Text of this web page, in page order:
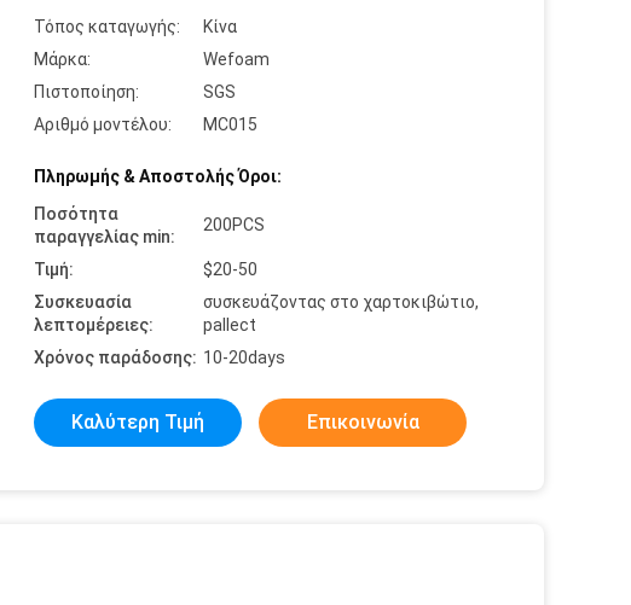
Τόπος καταγωγής:
Κίνα
Μάρκα:
Wefoam
Πιστοποίηση:
SGS
Αριθμό μοντέλου:
MC015
Πληρωμής & Αποστολής Όροι:
Ποσότητα
παραγγελίας min:
200PCS
Τιμή:
$20-50
Συσκευασία
λεπτομέρειες:
συσκευάζοντας στο χαρτοκιβώτιο,
pallect
Χρόνος παράδοσης: 10-20days
Καλύτερη Τιμή Επικοινωνία